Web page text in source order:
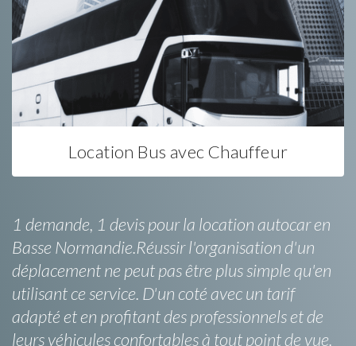
Location Bus avec Chauffeur
1 demande, 1 devis pour la location autocar en
Basse Normandie.Réussir l'organisation d'un
déplacement ne peut pas être plus simple qu'en
utilisant ce service. D'un coté avec un tarif
adapté et en profitant des professionnels et de
leurs véhicules confortables à tout point de vue.